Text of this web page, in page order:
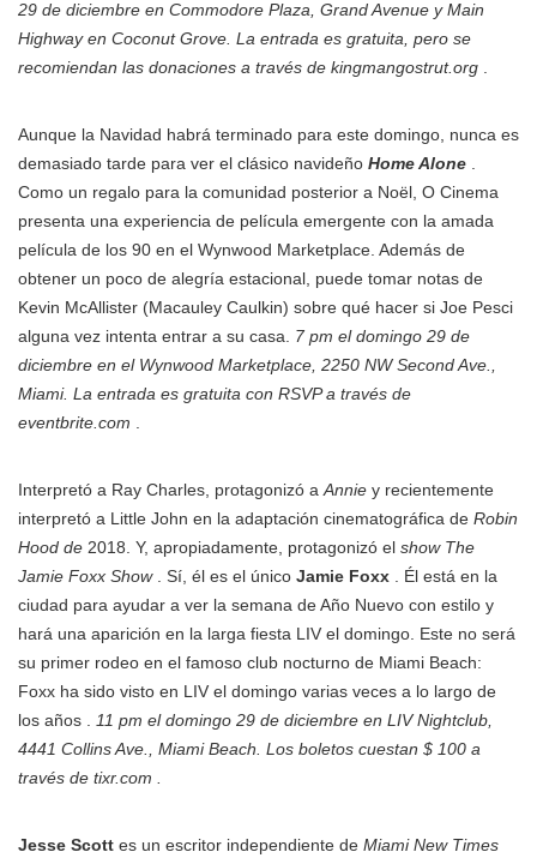
29 de diciembre en Commodore Plaza, Grand Avenue y Main
Highway en Coconut Grove. La entrada es gratuita, pero se
recomiendan las donaciones a través de kingmangostrut.org
Aunque la Navidad habrá terminado para este domingo, nunca es
demasiado tarde para ver el clásico navideño Home Alone
Como un regalo para la comunidad posterior a Noël, O Cinema
presenta una experiencia de película emergente con la amada
película de los 90 en el Wynwood Marketplace. Además de
obtener un poco de alegría estacional, puede tomar notas de
Kevin McAllister (Macauley Caulkin) sobre qué hacer si Joe Pesci
alguna vez intenta entrar a su casa. 7 pm el domingo 29 de
diciembre en el Wynwood Marketplace, 2250 NW Second Ave.,
Miami. La entrada es gratuita con RSVP a través de
eventbrite.com
Interpretó a Ray Charles, protagonizó a Annie y recientemente
interpretó a Little John en la adaptación cinematográfica de Robin
Hood de 2018. Y, apropiadamente, protagonizó el show The
Jamie Foxx Show. Sí, él es el único Jamie Foxx . Él está en la
ciudad para ayudar a ver la semana de Año Nuevo con estilo y
hará una aparición en la larga fiesta LIV el domingo. Este no será
su primer rodeo en el famoso club nocturno de Miami Beach:
Foxx ha sido visto en LIV el domingo varias veces a lo largo de
los años .
11 pm el domingo 29 de diciembre en LIV Nightclub,
4441 Collins Ave., Miami Beach. Los boletos cuestan $ 100 a
través de tixr.com .
Jesse Scott es un escritor independiente de Miami New Times